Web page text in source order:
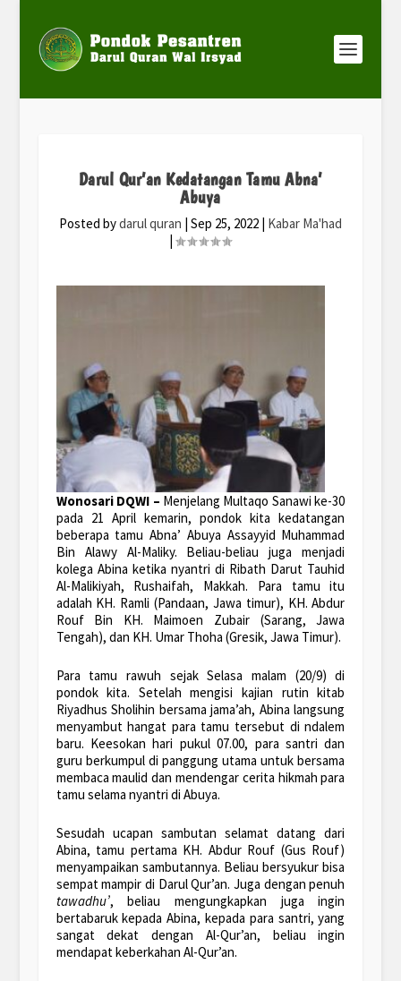
Darul Qur’an Kedatangan Tamu Abna’
Abuya
Posted bydarul quran | Sep 25, 2022| Kabar Ma'had
|
Wonosari DQWI – Menjelang Multaqo Sanawi ke-30
pada 21 April kemarin, pondok kita kedatangan
beberapa tamu Abna’ Abuya Assayyid Muhammad
Bin Alawy Al-Maliky. Beliau-beliau juga menjadi
kolega Abina ketika nyantri di Ribath Darut Tauhid
Al-Malikiyah, Rushaifah, Makkah. Para tamu itu
adalah KH. Ramli (Pandaan, Jawa timur), KH. Abdur
Rouf Bin KH. Maimoen Zubair (Sarang, Jawa
Tengah), dan KH. Umar Thoha (Gresik, Jawa Timur).
Para tamu rawuh sejak Selasa malam (20/9) di
pondok kita. Setelah mengisi kajian rutin kitab
Riyadhus Sholihin bersama jama’ah, Abina langsung
menyambut hangat para tamu tersebut di ndalem
baru. Keesokan hari pukul 07.00, para santri dan
guru berkumpul di panggung utama untuk bersama
membaca maulid dan mendengar cerita hikmah para
tamu selama nyantri di Abuya.
Sesudah ucapan sambutan selamat datang dari
Abina, tamu pertama KH. Abdur Rouf (Gus Rouf)
menyampaikan sambutannya. Beliau bersyukur bisa
sempat mampir di Darul Qur’an. Juga dengan penuh
tawadhu’, beliau mengungkapkan juga ingin
bertabaruk kepada Abina, kepada para santri, yang
sangat dekat dengan Al-Qur’an, beliau ingin
mendapat keberkahan Al-Qur’an.